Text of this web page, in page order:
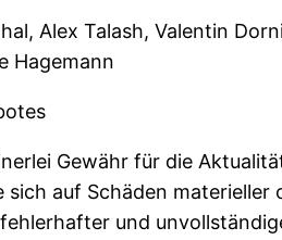
Alex Talash, Valentin
Hagemann
Gewähr für die
sich auf Schäden
und